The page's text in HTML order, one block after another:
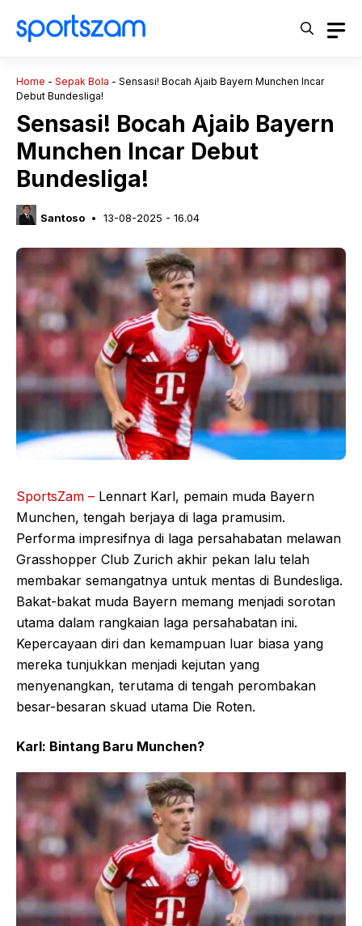
Home - Sepak Bola - Sensasi! Bocah Ajaib Bayern Munchen Incar
Debut Bundesliga!
Sensasi! Bocah Ajaib Bayern
Munchen Incar Debut
Bundesliga!
Santoso 13-08-2025 - 16.04
SportsZam – Lennart Karl, pemain muda Bayern
Munchen, tengah berjaya di laga pramusim.
Performa impresifnya di laga persahabatan melawan
Grasshopper Club Zurich akhir pekan lalu telah
membakar semangatnya untuk mentas di Bundesliga.
Bakat-bakat muda Bayern memang menjadi sorotan
utama dalam rangkaian laga persahabatan ini.
Kepercayaan diri dan kemampuan luar biasa yang
mereka tunjukkan menjadi kejutan yang
menyenangkan, terutama di tengah perombakan
besar-besaran skuad utama Die Roten.
Karl: Bintang Baru Munchen?